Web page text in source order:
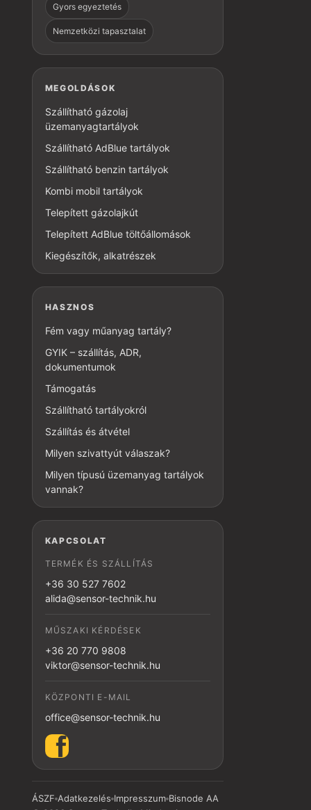
Gyors egyeztetés
Nemzetközi tapasztalat
MEGOLDÁSOK
Szállítható gázolaj
üzemanyagtartályok
Szállítható AdBlue tartályok
Szállítható benzin tartályok
Kombi mobil tartályok
Telepített gázolajkút
Telepített AdBlue töltőállomások
Kiegészítők, alkatrészek
HASZNOS
Fém vagy műanyag tartály?
GYIK – szállítás, ADR,
dokumentumok
Támogatás
Szállítható tartályokról
Szállítás és átvétel
Milyen szivattyút válaszak?
Milyen típusú üzemanyag tartályok
vannak?
KAPCSOLAT
TERMÉK ÉS SZÁLLÍTÁS
+36 30 527 7602
alida@sensor-technik.hu
MŰSZAKI KÉRDÉSEK
+36 20 770 9808
viktor@sensor-technik.hu
KÖZPONTI E-MAIL
office@sensor-technik.hu
ÁSZF Adatkezelés Impresszum Bisnode AA